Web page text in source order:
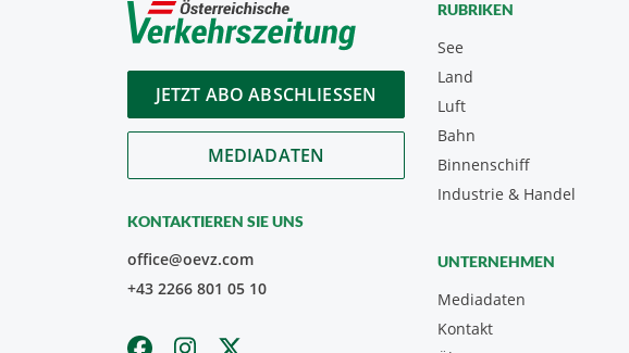
JETZT ABO ABSCHLIESSEN
MEDIADATEN
KONTAKTIEREN SIE UNS
office@oevz.com
+43 2266 801 05 10
RUBRIKEN
See
Land
Luft
Bahn
Binnenschiff
Industrie & Handel
UNTERNEHMEN
Mediadaten
Kontakt